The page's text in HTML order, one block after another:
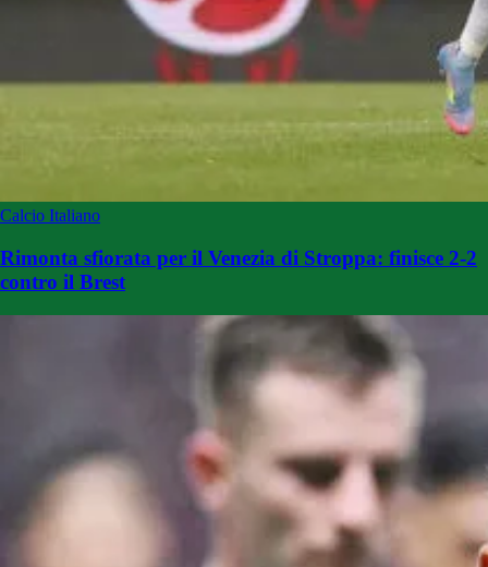
Calcio Italiano
Rimonta sfiorata per il Venezia di Stroppa: finisce 2-2
contro il Brest